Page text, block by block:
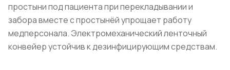
простыни под пациента при перекладывании и
забора вместе с простынёй упрощает работу
медперсонала. Электромеханический ленточный
конвейер устойчив к дезинфицирующим средствам.